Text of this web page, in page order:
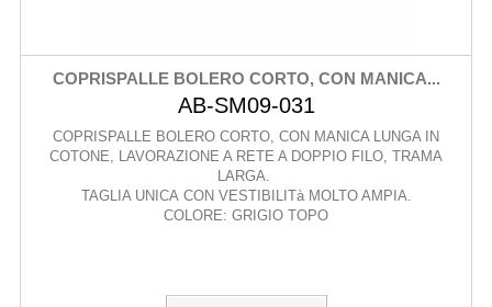
COPRISPALLE BOLERO CORTO, CON MANICA...
AB-SM09-031
COPRISPALLE BOLERO CORTO, CON MANICA LUNGA IN
COTONE, LAVORAZIONE A RETE A DOPPIO FILO, TRAMA
LARGA.
TAGLIA UNICA CON VESTIBILITà MOLTO AMPIA.
COLORE: GRIGIO TOPO